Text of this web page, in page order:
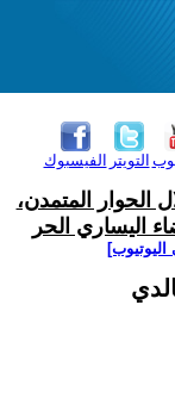
الفيسبوك التويتر
الحوار المتمدن،
اليساري الحر